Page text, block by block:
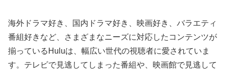
海外ドラマ好き、国内ドラマ好き、映画好き、バラエティ
番組好きなど、さまざまなニーズに対応したコンテンツが
揃っているHuluは、幅広い世代の視聴者に愛されていま
す。テレビで見逃してしまった番組や、映画館で見逃して